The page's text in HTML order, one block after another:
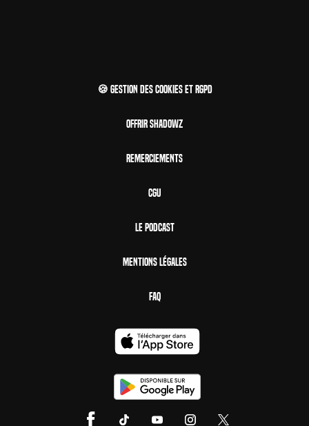
🍪 Gestion des cookies et RGPD
Offrir Shadowz
Remerciements
CGU
Le Podcast
Mentions Légales
FAQ